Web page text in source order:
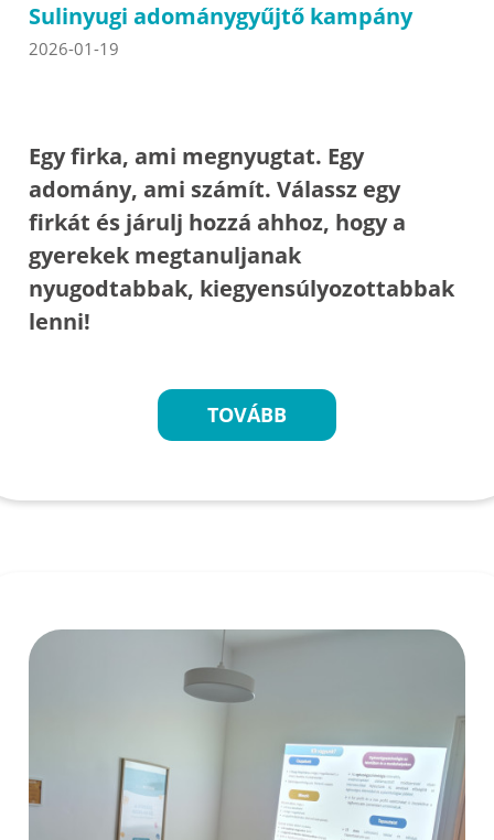
Sulinyugi adománygyűjtő kampány
2026-01-19
Egy firka, ami megnyugtat. Egy
adomány, ami számít. Válassz egy
firkát és járulj hozzá ahhoz, hogy a
gyerekek megtanuljanak
nyugodtabbak, kiegyensúlyozottabbak
lenni!
TOVÁBB